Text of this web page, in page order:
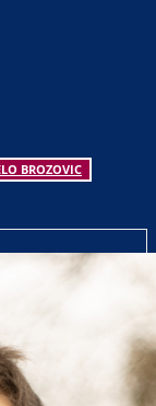
BROZOVIC